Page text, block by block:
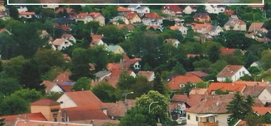
Események []
Dokumentumok [ ]
Aloldalak []